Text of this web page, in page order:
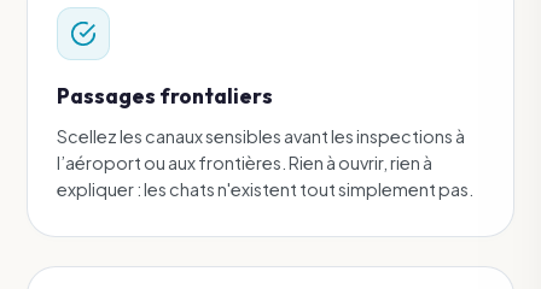
Passages frontaliers
Scellez les canaux sensibles avant les inspections à
l’aéroport ou aux frontières. Rien à ouvrir, rien à
expliquer : les chats n'existent tout simplement pas.